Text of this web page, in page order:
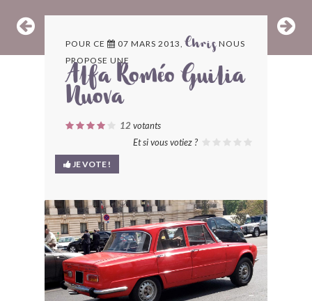
ARCHIVES
LES CONTRIBUTEURS
MODÈLES ET MARQUES
COMMENT FONCTIONNE BLV ?
POUR CE 07 MARS 2013,Chris NOUS
PROPOSE UNE
Alfa Roméo Guilia
Nuova
12votants
Et si vous votiez ?
JE VOTE !